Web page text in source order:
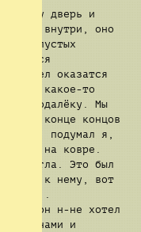
эту дверь и
было внутри, оно
пустых
хотел оказатся
какое-то
неподалёку. Мы
и в конце концов
с нас, подумал я,
на ковре.
за угла. Это был
к нему, вот
он н-не хотел
с нами и